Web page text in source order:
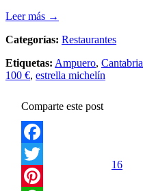
Leer más →
Categorías: Restaurantes
Etiquetas: Ampuero, Cantabria
100 €, estrella michelín
Comparte este post
Facebook
Twitter
16